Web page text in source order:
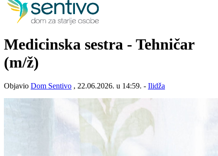
Medicinska sestra - Tehničar
(m/ž)
Objavio Dom Sentivo , 22.06.2026. u 14:59. - Ilidža